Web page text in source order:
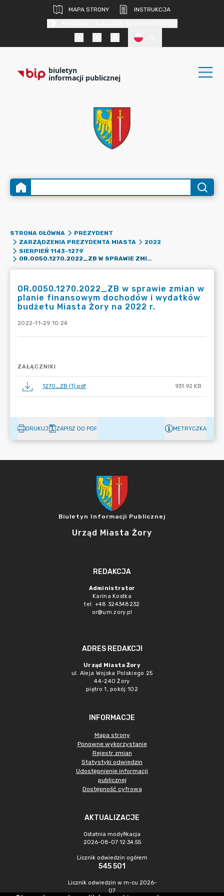
MAPA STRONY
INSTRUKCJA
biuletyn
informacji publicznej
STRONA GŁÓWNA
PREZYDENT
ZARZĄDZENIA PREZYDENTA MIASTA
2022
SIERPIEŃ 1143-1279
OR.0050.1270.2022_ZB W SPRAWIE ZMIAN W PLANIE FINANSOWYM DOCHODÓW I WYDATKÓW BUDŻETU MIASTA ŻORY NA 2022 R.
OR.0050.1270.2022_ZB w sprawie zmian w
planie finansowym dochodów i wydatków
budżetu Miasta Żory na 2022 r.
2022-11-29 10:24
ZAŁĄCZNIKI
1270_ZB (1).pdf 931.92 KB
DRUKUJ ZAPISZ DO PDF METRYCZKA
Biuletyn Informacji Publicznej
Urząd Miasta Żory
REDAKCJA
Administrator
Karina Kostka
tel. +48 324348232
or@um.zory.pl
ADRES REDAKCJI
Urząd Miasta Żory
ul. Aleja Wojska Polskiego 25
44-240 Żory
piętro 1, pokój 102
INFORMACJE
Mapa strony
Ponowne wykorzystanie
Rejestr zmian
Statystyki odwiedzin
Udostępnienie informacji
publicznej
Dostępność cyfrowa
AKTUALIZACJE
Ostatnia modyfikacja
2026-08-07 12:34:55
Licznik odwiedzin ogółem
545 501
Licznik odwiedzin w m-cu 2026-
07